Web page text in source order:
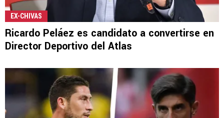
EX-CHIVAS
Ricardo Peláez es candidato a convertirse en
Director Deportivo del Atlas